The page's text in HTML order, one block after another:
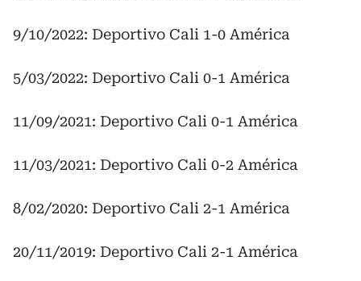
9/10/2022: Deportivo Cali 1-0 América
5/03/2022: Deportivo Cali 0-1 América
11/09/2021: Deportivo Cali 0-1 América
11/03/2021: Deportivo Cali 0-2 América
8/02/2020: Deportivo Cali 2-1 América
20/11/2019: Deportivo Cali 2-1 América